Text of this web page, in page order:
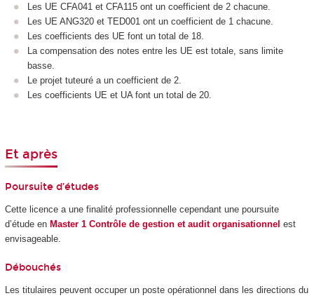
Les UE CFA041 et CFA115 ont un coefficient de 2 chacune.
Les UE ANG320 et TED001 ont un coefficient de 1 chacune.
Les coefficients des UE font un total de 18.
La compensation des notes entre les UE est totale, sans limite
basse.
Le projet tuteuré a un coefficient de 2.
Les coefficients UE et UA font un total de 20.
Et après
Poursuite d’études
Cette licence a une finalité professionnelle cependant une poursuite
d’étude en Master 1 Contrôle de gestion et audit organisationnel est
envisageable.
Débouchés
Les titulaires peuvent occuper un poste opérationnel dans les directions du